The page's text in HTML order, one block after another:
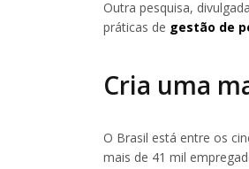
Outra pesquisa,
práticas de gestão de
Cria uma
O Brasil está entre os
mais de 41 mil